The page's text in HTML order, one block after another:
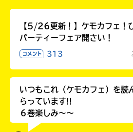
【5/26更新！】ケモカフェ！
パーティーフェア開さい！
コメント 313
いつもこれ（ケモカフェ）を読
らっています!!
６巻楽しみ～～